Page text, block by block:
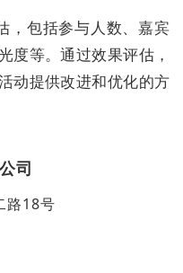
，包括参与人数、嘉宾
度等。通过效果评估，
动提供改进和优化的方
司
路18号